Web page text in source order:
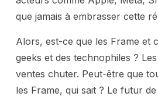
que jamais à embrasser cette
Alors, est-ce que les Frame
geeks et des technophiles ?
ventes chuter. Peut-être que
les Frame, qui sait ? Le futur